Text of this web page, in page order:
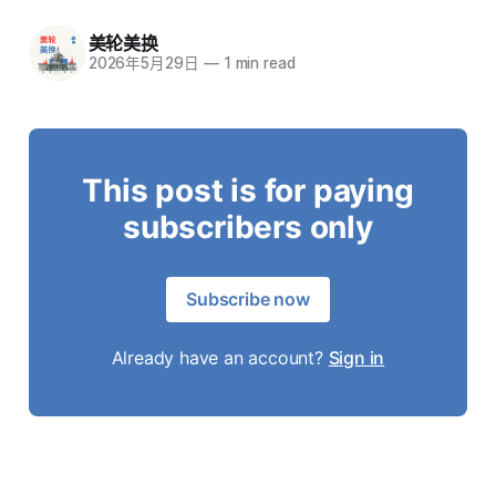
美轮美换
2026年5月29日 —1 min read
This post is for paying
subscribers only
Subscribe now
Already have an account? Sign in